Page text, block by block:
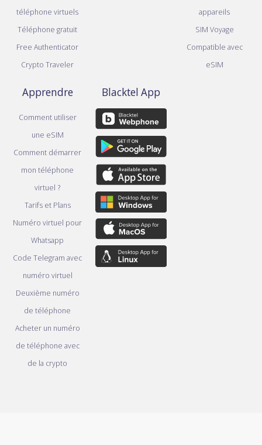
téléphone virtuels
Téléphone gratuit
Free Authenticator
Crypto Traveler
appareils
SIM Voyage
Compatible avec
eSIM
Apprendre
Comment utiliser
une eSIM
Comment démarrer
mon téléphone
virtuel ?
Tarifs et Plans
Numéro virtuel pour
Whatsapp
Code Telegram avec
numéro virtuel
Deuxième numéro
de téléphone
Acheter un numéro
de téléphone avec
de la crypto
Blacktel App